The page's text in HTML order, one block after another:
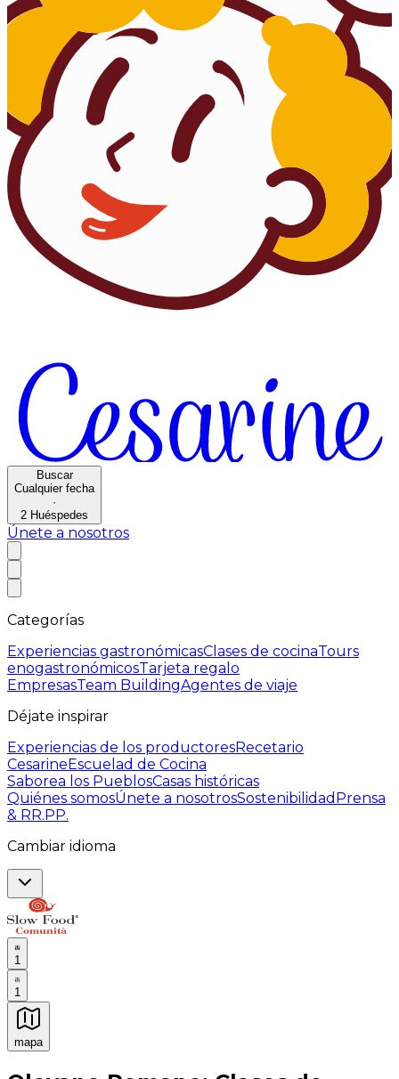
Buscar
Cualquier fecha
·
2 Huéspedes
Únete a nosotros
Categorías
Experiencias gastronómicasClases de cocinaTours
enogastronómicosTarjeta regalo
EmpresasTeam BuildingAgentes de viaje
Déjate inspirar
Experiencias de los productoresRecetario
CesarineEscuelad de Cocina
Saborea los PueblosCasas históricas
Quiénes somosÚnete a nosotrosSostenibilidad Prensa
& RR.PP.
Cambiar idioma
1
1
mapa